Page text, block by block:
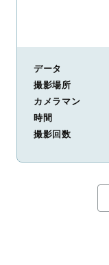
データ
撮影場所
カメラマン
時間
撮影回数